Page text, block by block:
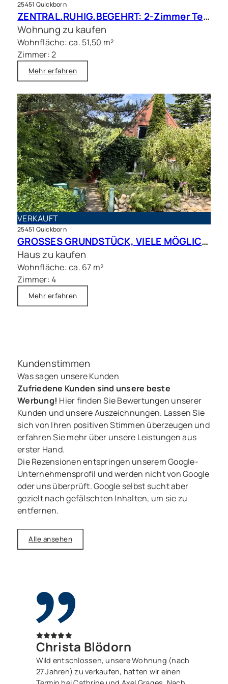
25451 Quickborn
ZENTRAL.RUHIG.BEGEHRT: 2-Zimmer Terrassenwohnung in beliebter Wohnlage
Wohnung zu kaufen
Wohnfläche: ca. 51,50 m²
Zimmer: 2
Mehr erfahren
VERKAUFT
25451 Quickborn
GROSSES GRUNDSTÜCK, VIELE MÖGLICHKEITEN – Charmantes Siedlungshaus in Top Lage
Haus zu kaufen
Wohnfläche: ca. 67 m²
Zimmer: 4
Mehr erfahren
Kundenstimmen
Was sagen unsere Kunden
Zufriedene Kunden sind unsere beste
Werbung! Hier finden Sie Bewertungen unserer
Kunden und unsere Auszeichnungen. Lassen Sie
sich von Ihren positiven Stimmen überzeugen und
erfahren Sie mehr über unsere Leistungen aus
erster Hand.
Die Rezensionen entspringen unserem Google-
Unternehmensprofil und werden nicht von Google
oder uns überprüft. Google selbst sucht aber
gezielt nach gefälschten Inhalten, um sie zu
entfernen.
Alle ansehen
Christa Blödorn
Wild entschlossen, unsere Wohnung (nach
27 Jahren) zu verkaufen, hatten wir einen